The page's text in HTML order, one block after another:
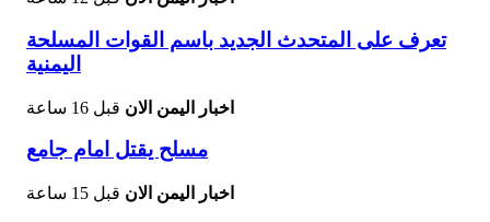
تعرف على المتحدث الجديد باسم القوات المسلحة
اليمنية
اخبار اليمن الان قبل 16 ساعة
مسلح يقتل امام جامع
اخبار اليمن الان قبل 15 ساعة